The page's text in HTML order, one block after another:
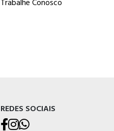
REDES SOCIAIS